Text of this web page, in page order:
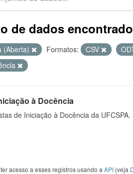
de dados encontrado
(Aberta) Formatos: CSV
à Docência
de Iniciação à Docência da UFCSPA.
acesso a esses registros usando a API (veja